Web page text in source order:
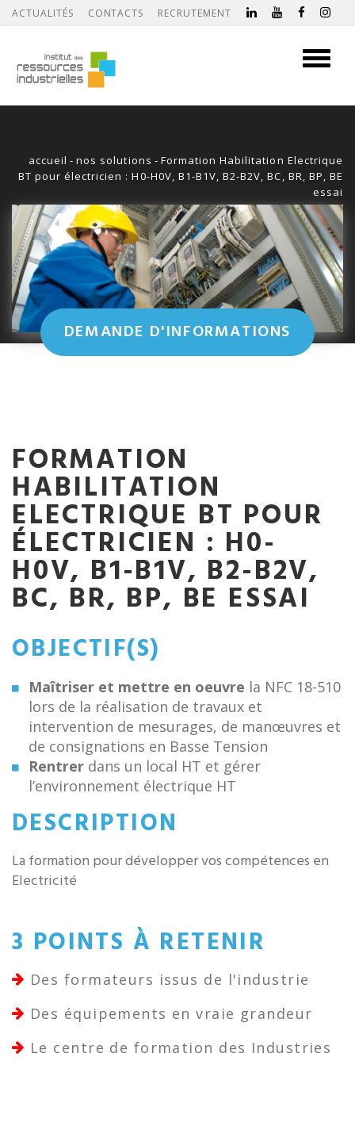
ACTUALITÉS CONTACTS RECRUTEMENT
Toggle
accueil -nos solutions - Formation Habilitation Electrique
BT pour électricien : H0-H0V, B1-B1V, B2-B2V, BC, BR, BP, BE
essai
DEMANDE D'INFORMATIONS
FORMATION
HABILITATION
ELECTRIQUE BT POUR
ÉLECTRICIEN : H0-
H0V, B1-B1V, B2-B2V,
BC, BR, BP, BE ESSAI
OBJECTIF(S)
Maîtriser et mettre en oeuvre la NFC 18-510
lors de la réalisation de travaux et
intervention de mesurages, de manœuvres et
de consignations en Basse Tension
Rentrer dans un local HT et gérer
l’environnement électrique HT
DESCRIPTION
La formation pour développer vos compétences en
Electricité
3 POINTS À RETENIR
Des formateurs issus de l'industrie
Des équipements en vraie grandeur
Le centre de formation des Industries